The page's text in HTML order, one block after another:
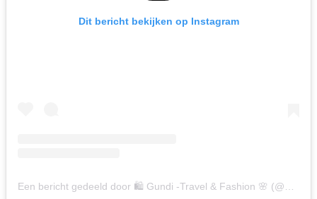
Dit bericht bekijken op Instagram